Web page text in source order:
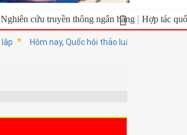
Nghiên cứu truyền thông ngân hàng Hợp tác
Hôm nay, Quốc hội thảo luận ở tổ về việc